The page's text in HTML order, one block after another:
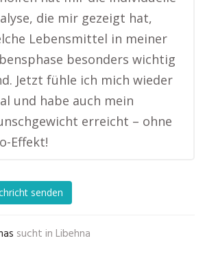
die mir gezeigt hat,
Lebensmittel in meiner
besonders wichtig
Jetzt fühle ich mich wieder
und habe auch mein
erreicht – ohne
Effekt!
senden
sucht in Libehna